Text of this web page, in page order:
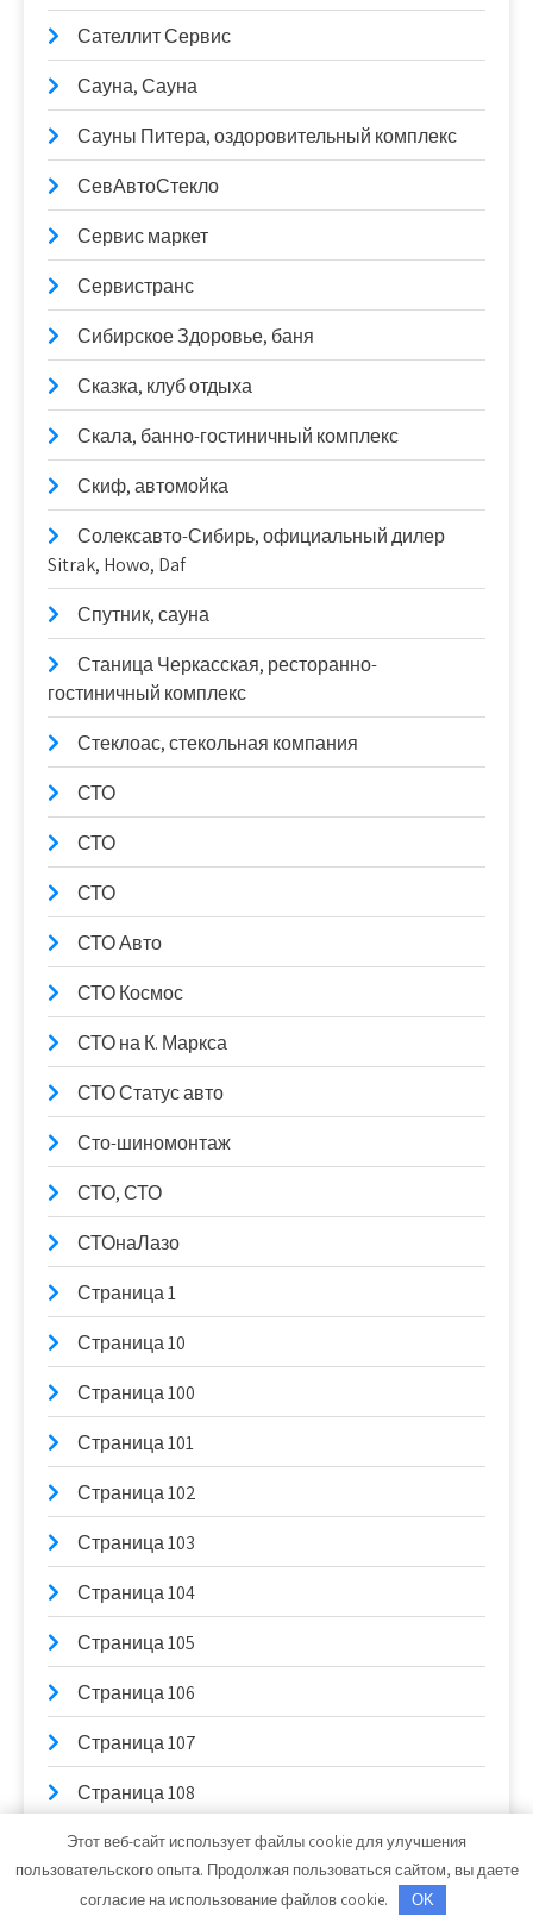
Сателлит Сервис
Сауна, Сауна
Сауны Питера, оздоровительный комплекс
СевАвтоСтекло
Сервис маркет
Сервистранс
Сибирское Здоровье, баня
Сказка, клуб отдыха
Скала, банно-гостиничный комплекс
Скиф, автомойка
Солексавто-Сибирь, официальный дилер
Sitrak, Howo, Daf
Спутник, сауна
Станица Черкасская, ресторанно-
гостиничный комплекс
Стеклоас, стекольная компания
СТО
СТО
СТО
СТО Авто
СТО Космос
СТО на К. Маркса
СТО Статус авто
Сто-шиномонтаж
СТО, СТО
СТОнаЛазо
Страница 1
Страница 10
Страница 100
Страница 101
Страница 102
Страница 103
Страница 104
Страница 105
Страница 106
Страница 107
Страница 108
Страница 109
Страница 11
Этот веб-сайт использует файлы cookie для улучшения
пользовательского опыта. Продолжая пользоваться сайтом, вы даете
согласие на использование файлов cookie.
OK